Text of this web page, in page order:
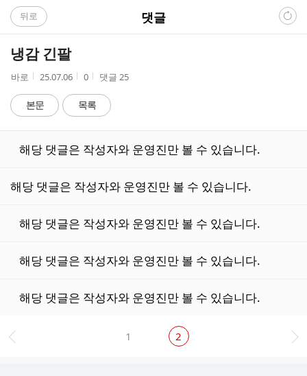
C
A
댓글
뒤로
냉감 긴팔
작
자
바로
작
시
간
25.07.06
조
수
0 댓글 25
본문 목록
해당 댓글은 작성자와 운영진만 볼 수 있습니다.
해당 댓글은 작성자와 운영진만 볼 수 있습니다.
해당 댓글은 작성자와 운영진만 볼 수 있습니다.
해당 댓글은 작성자와 운영진만 볼 수 있습니다.
해당 댓글은 작성자와 운영진만 볼 수 있습니다.
1 2